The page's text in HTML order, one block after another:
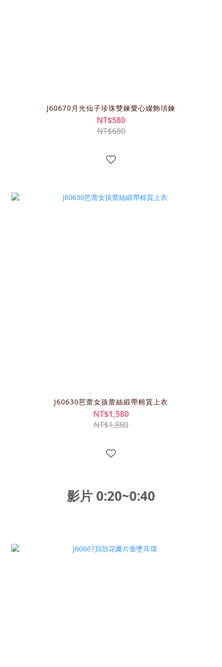
J60670月光仙子珍珠雙鍊愛心綴飾項鍊
NT$580
NT$680
J60630芭蕾女孩蕾絲緞帶棉質上衣
NT$1,580
NT$1,880
影片 0:20~0:40